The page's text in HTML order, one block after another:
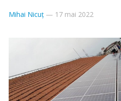
Mihai Nicuț— 17 mai 2022